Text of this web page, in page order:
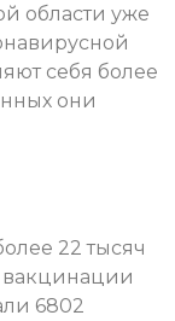
области уже
себя более
они
22 тысяч
вакцинации
6802